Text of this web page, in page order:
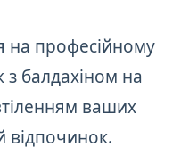
на професійному
з балдахіном на
ваших
відпочинок.